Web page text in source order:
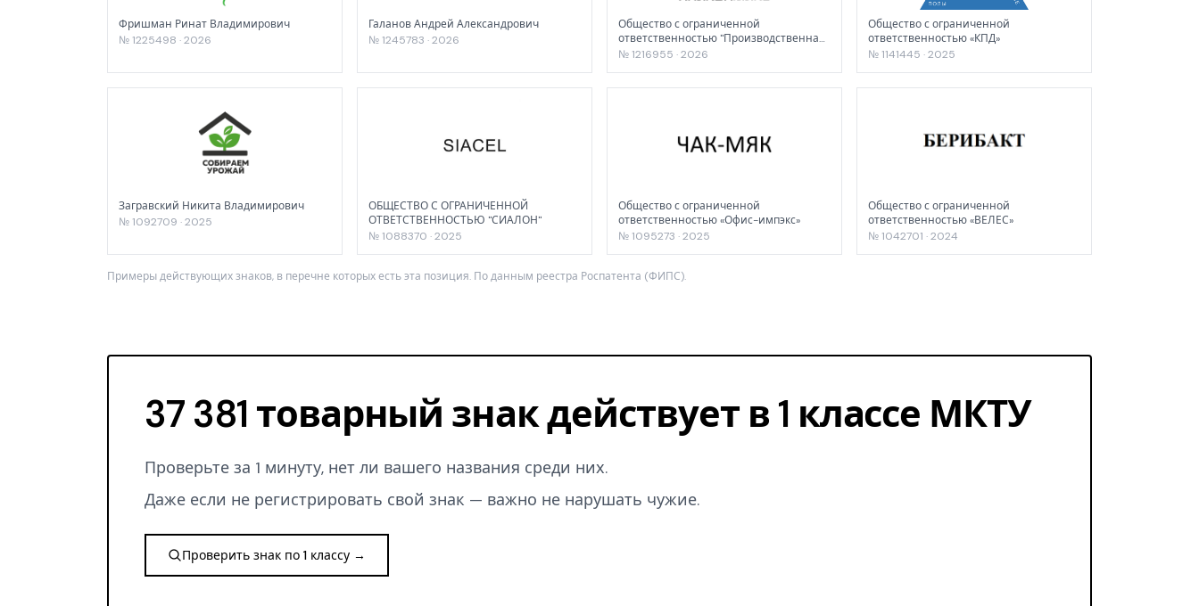
Фришман Ринат Владимирович
№ 1225498 · 2026
Галанов Андрей Александрович
№ 1245783 · 2026
Общество с ограниченной
ответственностью "Производственная
Компания "ХИМИЧЕСКИЕ ДОБАВКИ"
№ 1216955 · 2026
Общество с ограниченной
ответственностью «КПД»
№ 1141445 · 2025
Загравский Никита Владимирович
№ 1092709 · 2025
ОБЩЕСТВО С ОГРАНИЧЕННОЙ
ОТВЕТСТВЕННОСТЬЮ "СИАЛОН"
№ 1088370 · 2025
Общество с ограниченной
ответственностью «Офис-импэкс»
№ 1095273 · 2025
Общество с ограниченной
ответственностью «ВЕЛЕС»
№ 1042701 · 2024
Примеры действующих знаков, в перечне которых есть эта позиция. По данным реестра Роспатента (ФИПС).
37 381 товарный знак действует в 1 классе МКТУ
Проверьте за 1 минуту, нет ли вашего названия среди них.
Даже если не регистрировать свой знак — важно не нарушать чужие.
Проверить знак по 1 классу →